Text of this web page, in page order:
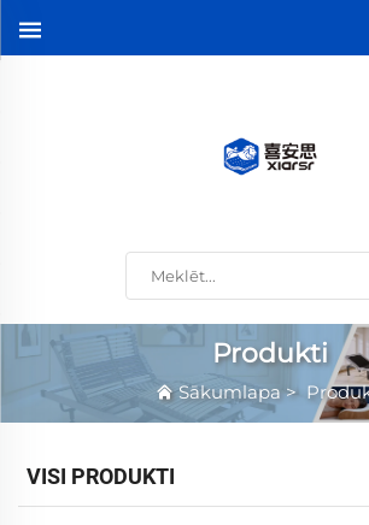
Produkti
Sākumlapa>
VISI PRODUKTI